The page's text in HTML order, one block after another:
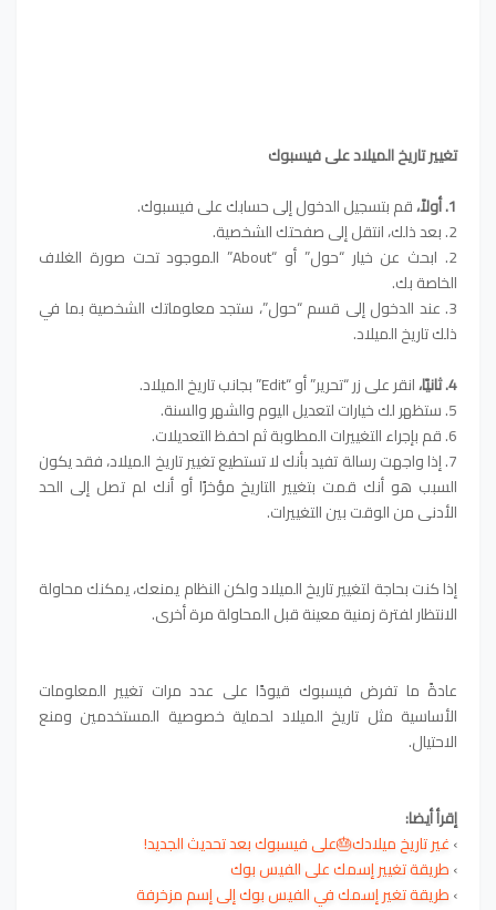
تغيير تاريخ الميلاد على فيسبوك
1. أولاً،
قم بتسجيل الدخول إلى حسابك على فيسبوك.
2. بعد ذلك، انتقل إلى صفحتك الشخصية.
2. ابحث عن خيار “حول” أو “About” الموجود تحت صورة الغلاف
الخاصة بك.
3. عند الدخول إلى قسم “حول”، ستجد معلوماتك الشخصية بما في
ذلك تاريخ الميلاد.
4. ثانيًا،
انقر على زر “تحرير” أو “Edit” بجانب تاريخ الميلاد.
5. ستظهر لك خيارات لتعديل اليوم والشهر والسنة.
6. قم بإجراء التغييرات المطلوبة ثم احفظ التعديلات.
7. إذا واجهت رسالة تفيد بأنك لا تستطيع تغيير تاريخ الميلاد، فقد يكون
السبب هو أنك قمت بتغيير التاريخ مؤخرًا أو أنك لم تصل إلى الحد
الأدنى من الوقت بين التغييرات.
إذا كنت بحاجة لتغيير تاريخ الميلاد ولكن النظام يمنعك، يمكنك محاولة
الانتظار لفترة زمنية معينة قبل المحاولة مرة أخرى.
عادةً ما تفرض فيسبوك قيودًا على عدد مرات تغيير المعلومات
الأساسية مثل تاريخ الميلاد لحماية خصوصية المستخدمين ومنع
الاحتيال.
إقرأ أيضا:
›غير تاريخ ميلادك🎂على فيسبوك بعد تحديث الجديد!
›طريقة تغيير إسمك على الفيس بوك
›طريقة تغير إسمك في الفيس بوك إلى إسم مزخرفة